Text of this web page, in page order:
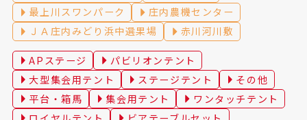
最上川スワンパーク
庄内農機センター
ＪＡ庄内みどり浜中選果場
赤川河川敷
APステージ
パビリオンテント
大型集会用テント
ステージテント
その他
平台・箱馬
集会用テント
ワンタッチテント